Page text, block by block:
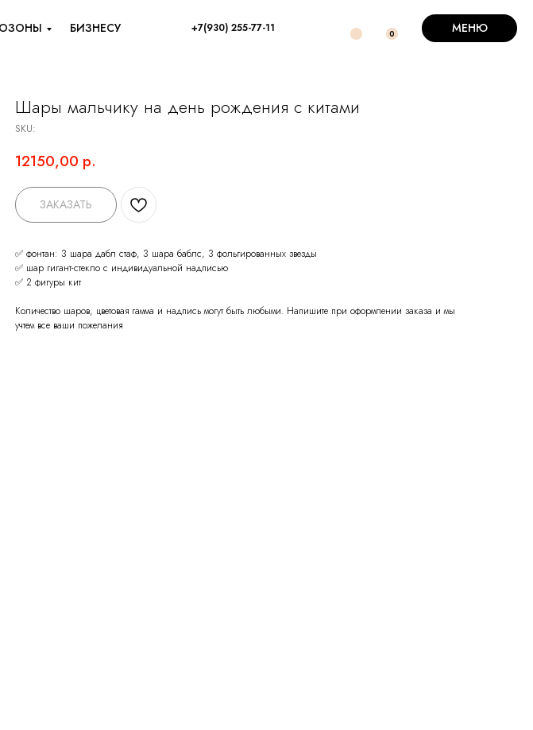
0
+7(930) 255-77-11
БИЗНЕСУ МЕНЮ
Шары мальчику на день рождения с китами
SKU:
12150,00 р.
ЗАКАЗАТЬ
✅ фонтан: 3 шара дабл стаф, 3 шара баблс, 3 фольгированных звезды
✅ шар гигант-стекло с индивидуальной надписью
✅ 2 фигуры кит
Количество шаров, цветовая гамма и надпись могут быть любыми. Напишите при оформлении заказа и мы
учтем все ваши пожелания